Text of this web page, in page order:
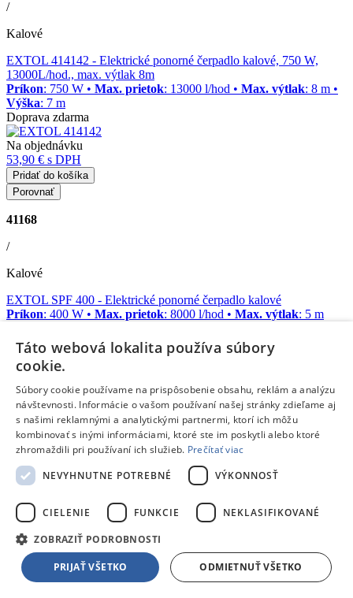
/
Kalové
EXTOL 414142 - Elektrické ponorné čerpadlo kalové, 750 W,
13000L/hod., max. výtlak 8m
Príkon: 750 W • Max. prietok: 13000 l/hod • Max. výtlak: 8 m •
Výška: 7 m
Doprava zdarma
Na objednávku
53,90 € s DPH
Pridať do košíka
Porovnať
41168
/
Kalové
EXTOL SPF 400 - Elektrické ponorné čerpadlo kalové
Príkon: 400 W • Max. prietok: 8000 l/hod • Max. výtlak: 5 m
Na objednávku
59,99 € s DPH
Pridať do košíka
Porovnať
41172
Kalové
EXTOL 8895013
- Čerpadlo kalové
Príkon
Max. prietok : 13000 l/hod •
Doprava zdarma
Na objednávku
84,99 € s DPH
Táto webová lokalita používa súbory
cookie.
Súbory cookie používame na prispôsobenie obsahu, reklám a analýzu
návštevnosti. Informácie o vašom používaní našej stránky zdieľame aj
s našimi reklamnými a analytickými partnermi, ktorí ich môžu
kombinovať s inými informáciami, ktoré ste im poskytli alebo ktoré
zhromaždili pri používaní ich služieb. Prečítať viac
NEVYHNUTNE POTREBNÉ
VÝKONNOSŤ
CIELENIE FUNKCIE NEKLASIFIKOVANÉ
ZOBRAZIŤ PODROBNOSTI
PRIJAŤ VŠETKO ODMIETNUŤ VŠETKO